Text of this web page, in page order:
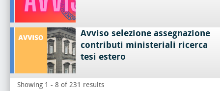
Avviso selezione assegnazione
contributi ministeriali ricerca
tesi estero
Showing 1 - 8 of 231 results